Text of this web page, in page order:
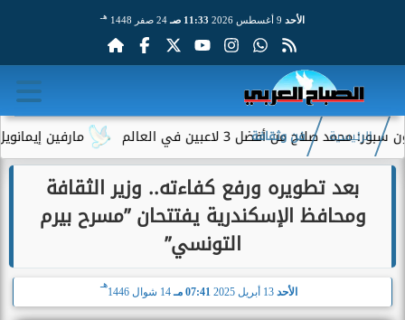
الأحد 11:33 صـ 24 صفر 1448 هـ
مارفين إيمانويل.. من أفضل 3 لاعبين في العالم
الرئيسية فن وثقافة
بعد تطويره ورفع كفاءته.. وزير الثقافة
ومحافظ الإسكندرية يفتتحان ”مسرح بيرم
التونسي”
الأحد 07:41 مـ 14 شوال 1446
هـ